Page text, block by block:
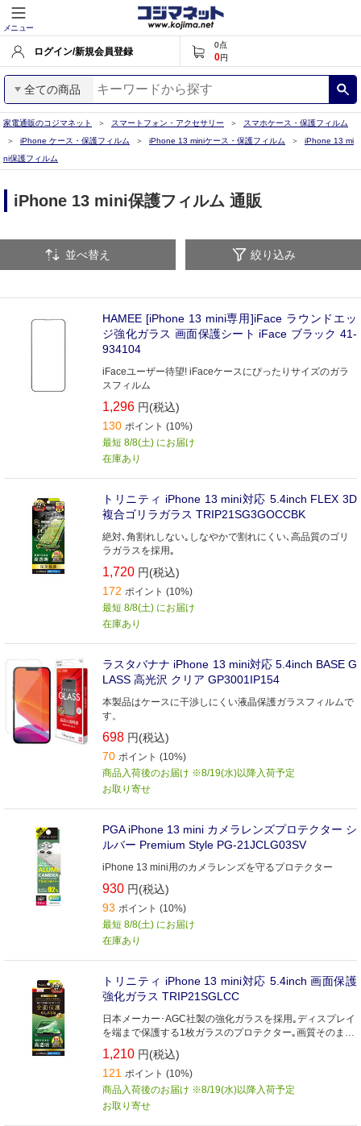
メニュー
ログイン/新規会員登録
0点
0円
全ての商品
家電通販のコジマネット スマートフォン・アクセサリー
スマホケース・保護フィルム
iPhone ケース・保護フィルム
iPhone 13 miniケース・保護フィルム
iPhone 13 mi
ni保護フィルム
iPhone 13 mini保護フィルム 通販
並べ替え 絞り込み
HAMEE [iPhone 13 mini専用]iFace ラウンドエッ
ジ強化ガラス 画面保護シート iFace ブラック 41-
934104
iFaceユーザー待望! iFaceケースにぴったりサイズのガラ
スフィルム
1,296 円(税込)
130 ポイント (10%)
最短 8/8(土) にお届け
在庫あり
トリニティ iPhone 13 mini対応 5.4inch FLEX 3D
複合ゴリラガラス TRIP21SG3GOCCBK
絶対､角割れしない｡しなやかで割れにくい､高品質のゴリ
ラガラスを採用｡
1,720 円(税込)
172 ポイント (10%)
最短 8/8(土) にお届け
在庫あり
ラスタバナナ iPhone 13 mini対応 5.4inch BASE G
LASS 高光沢 クリア GP3001IP154
本製品はケースに干渉しにくい液晶保護ガラスフィルムで
す。
698 円(税込)
70 ポイント (10%)
商品入荷後のお届け ※8/19(水)以降入荷予定
お取り寄せ
PGA iPhone 13 mini カメラレンズプロテクター シ
ルバー Premium Style PG-21JCLG03SV
iPhone 13 mini用のカメラレンズを守るプロテクター
930 円(税込)
93 ポイント (10%)
最短 8/8(土) にお届け
在庫あり
トリニティ iPhone 13 mini対応 5.4inch 画面保護
強化ガラス TRIP21SGLCC
日本メーカー･AGC社製の強化ガラスを採用｡ディスプレイ
を端まで保護する1枚ガラスのプロテクター｡画質そのまま
高透明タイプ
1,210 円(税込)
121 ポイント (10%)
商品入荷後のお届け ※8/19(水)以降入荷予定
お取り寄せ